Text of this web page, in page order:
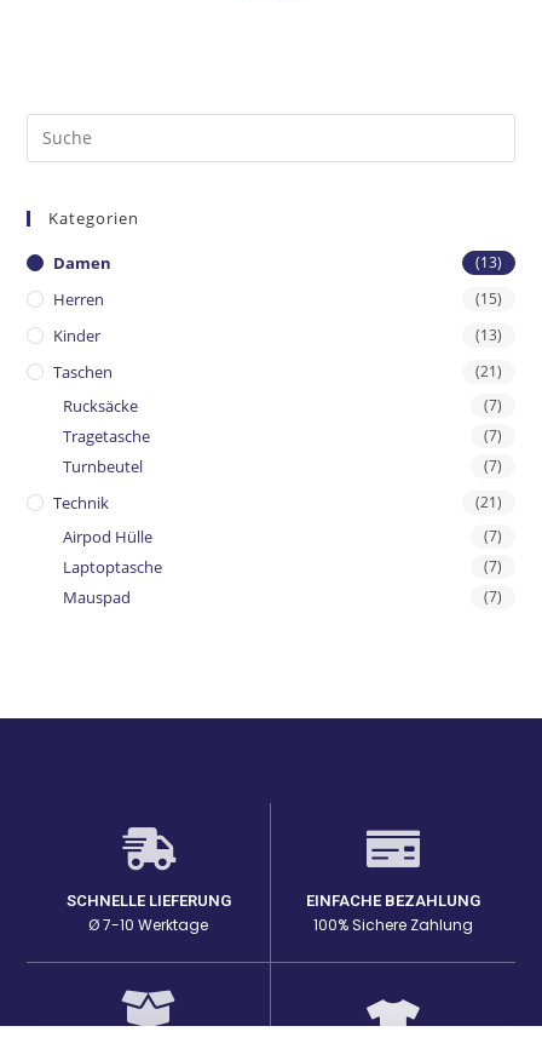
Kategorien
Damen (13)
Herren (15)
Kinder (13)
Taschen (21)
Rucksäcke (7)
Tragetasche (7)
Turnbeutel (7)
Technik (21)
Airpod Hülle (7)
Laptoptasche (7)
Mauspad (7)
SCHNELLE LIEFERUNG
Ø 7-10 Werktage
EINFACHE BEZAHLUNG
100% Sichere Zahlung